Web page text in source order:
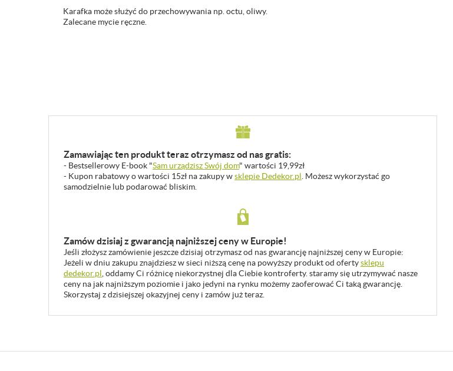
Karafka może służyć do przechowywania np. octu, oliwy.
Zalecane mycie ręczne.
Zamawiając ten produkt teraz otrzymasz od nas gratis:
- Bestsellerowy E-book "Sam urządzisz Swój dom" wartości 19,99zł
- Kupon rabatowy o wartości 15zł na zakupy wsklepie Dedekor.pl . Możesz wykorzystać go
samodzielnie lub podarować bliskim.
Zamów dzisiaj z gwarancją najniższej ceny w Europie!
Jeśli złożysz zamówienie jeszcze dzisiaj otrzymasz od nas gwarancję najniższej ceny w Europie:
Jeżeli w dniu zakupu znajdziesz w sieci niższą cenę na powyższy produkt od ofertysklepu
dedekor.pl , oddamy Ci różnicę niekorzystnej dla Ciebie kontroferty. staramy się utrzymywać nasze
ceny na jak najniższym poziomie i jako jedyni na rynku możemy zaoferować Ci taką gwarancję.
Skorzystaj z dzisiejszej okazyjnej ceny i zamów już teraz.